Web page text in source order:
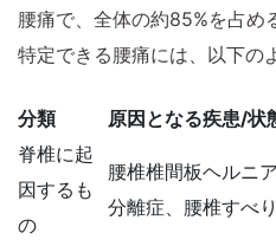
腰痛で、全体の約85%を占め
特定できる腰痛には、以下の
分類
原因となる疾患/状
脊椎に起
因するも
の
腰椎椎間板ヘルニ
分離症、腰椎すべ